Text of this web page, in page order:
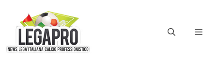
contenuto